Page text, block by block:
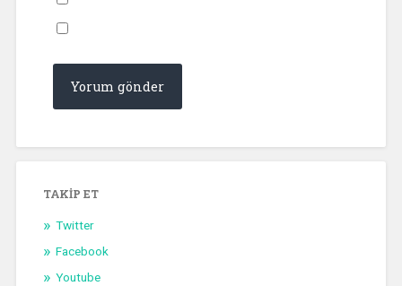
TAKIP ET
Twitter
Facebook
Youtube